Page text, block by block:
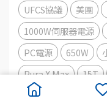
UFCS協議
美團
1000W伺服器電源
PC電源
650W
Pura X Max
15T
Type-C充電器
專